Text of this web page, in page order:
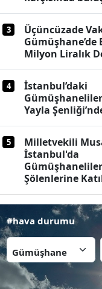
3
Üçüncüzade
Gümüşhane’de
Milyon Liralık
4
İstanbul’daki
Yayla
5
Milletvekili
İstanbul'da
Şölenlerine
#hava durumu